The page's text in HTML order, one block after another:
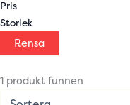
Pris
Storlek
Rensa
1 produkt funnen